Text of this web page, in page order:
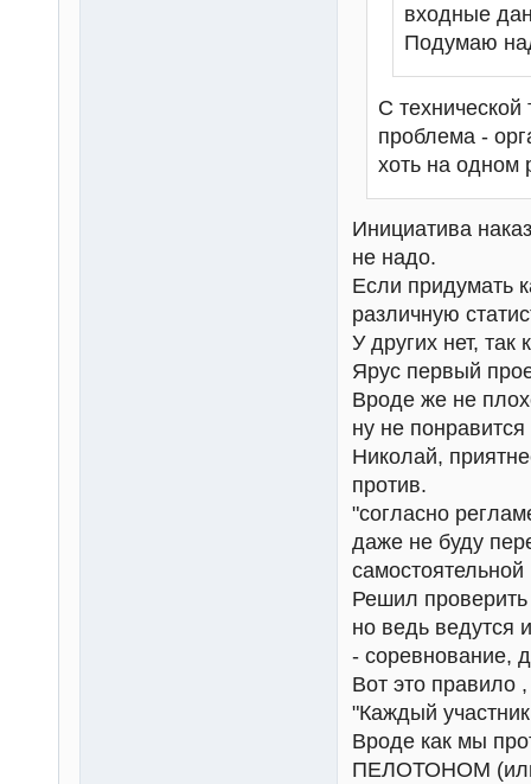
входные
Подумаю
С технической
проблема -
хоть на одном
Инициатива
не надо.
Если придумать
различную
У других нет, так
Ярус первый
Вроде же не
ну не
Николай,
против.
"согласно
даже не буду
самостоятельной
Решил
но ведь ведутся
- соревнование,
Вот это правило
"Каждый
Вроде как мы
ПЕЛОТОНОМ (или